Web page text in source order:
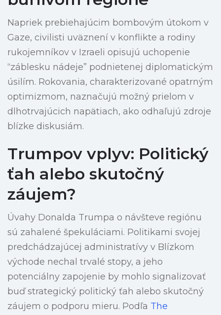
Napriek prebiehajúcim bombovým útokom v
Gaze, civilisti uväznení v konflikte a rodiny
rukojemníkov v Izraeli opisujú uchopenie
“záblesku nádeje” podnietenej diplomatickým
úsilím. Rokovania, charakterizované opatrným
optimizmom, naznačujú možný prielom v
dlhotrvajúcich napätiach, ako odhaľujú zdroje
blízke diskusiám.
Trumpov vplyv: Politický
ťah alebo skutočný
záujem?
Úvahy Donalda Trumpa o návšteve regiónu
sú zahalené špekuláciami. Politikami svojej
predchádzajúcej administratívy v Blízkom
východe nechal trvalé stopy, a jeho
potenciálny zapojenie by mohlo signalizovať
buď strategický politický ťah alebo skutočný
záujem o podporu mieru. Podľa The